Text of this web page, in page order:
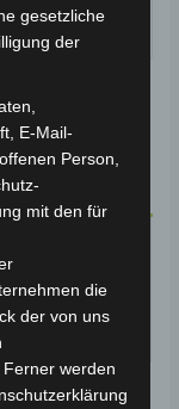
VS1.
gesetzliche
der
E-Mail-
Person,
mit den für
die
der von uns
werden